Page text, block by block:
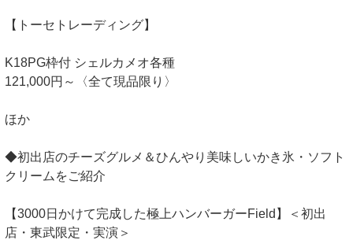
【トーセトレーディング】
K18PG枠付 シェルカメオ各種
121,000円～〈全て現品限り〉
ほか
◆初出店のチーズグルメ＆ひんやり美味しいかき氷・ソフト
クリームをご紹介
【3000日かけて完成した極上ハンバーガーField】＜初出
店・東武限定・実演＞